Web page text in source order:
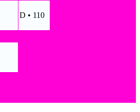
D • 110